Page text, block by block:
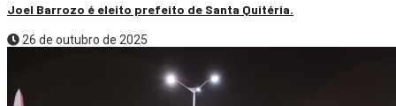
Joel Barrozo é eleito prefeito de Santa Quitéria.
26 de outubro de 2025